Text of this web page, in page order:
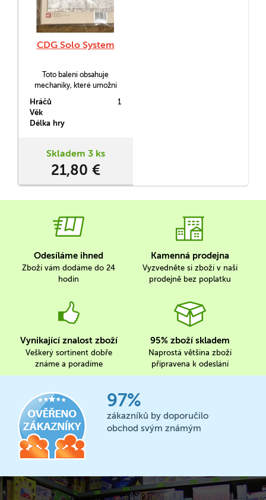
CDG Solo System
Toto balení obsahuje
mechaniky, které umožní
ponořit se do víru bitevních
CDG her od vydavatele
Hráčů
1
Věk
Délka hry
Skladem 3 ks
21,80 €
Odesíláme ihned
Zboží vám dodáme do 24
hodin
Kamenná prodejna
Vyzvedněte si zboží v naší
prodejně bez poplatku
Vynikající znalost zboží
Veškerý sortinent dobře
známe a poradíme
95% zboží skladem
Naprostá většina zboží
připravena k odeslání
97%
zákazníků by doporučilo
obchod svým známým